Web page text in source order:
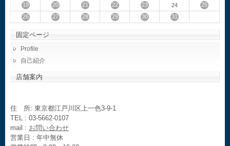
19
20 21 22 23 24
25
26
27 28 29 30 31
固定ページ
Profile
自己紹介
店舗案内
住 所: 東京都江戸川区上一色3-9-1
TEL : 03-5662-0107
mail : お問い合わせ
営業日 : 年中無休